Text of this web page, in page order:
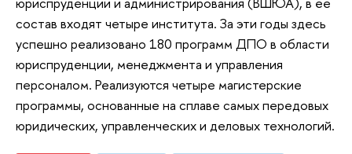
состав входят четыре института. За эти годы здесь
успешно реализовано 180 программ ДПО в области
юриспруденции, менеджмента и управления
персоналом. Реализуются четыре магистерские
программы, основанные на сплаве самых передовых
юридических, управленческих и деловых технологий.